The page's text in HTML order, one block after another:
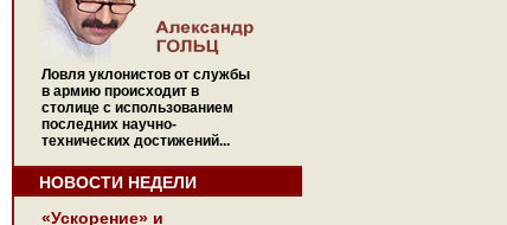
Ловля уклонистов от службы
в армию происходит в
столице с использованием
последних научно-
технических достижений...
НОВОСТИ НЕДЕЛИ
«Ускорение» и